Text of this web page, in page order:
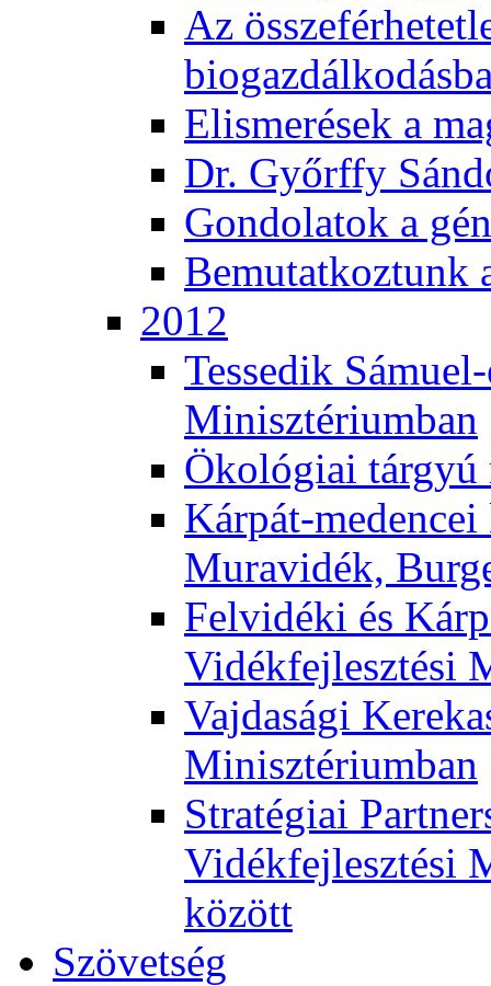
Az
Elismerések a
Dr. Győrffy
Gondolatok a
Bemutatkoztunk
2012
Tessedik
Minisztériumban
Ökológiai tárgyú
Kárpát-
Muravidék,
Felvidéki és
Vidékfejlesztési
Vajdasági
Minisztériumban
Stratégiai
Vidékfejlesztési
között
Szövetség